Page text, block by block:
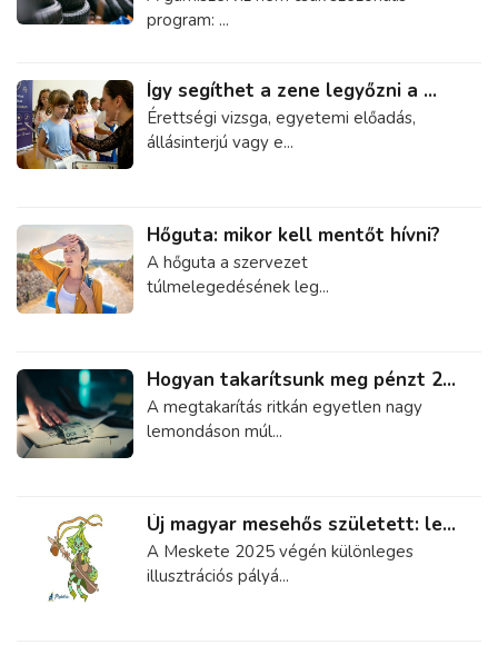
program: ...
Így segíthet a zene legyőzni a ...
Érettségi vizsga, egyetemi előadás,
állásinterjú vagy e...
Hőguta: mikor kell mentőt hívni?
A hőguta a szervezet
túlmelegedésének leg...
Hogyan takarítsunk meg pénzt 2...
A megtakarítás ritkán egyetlen nagy
lemondáson múl...
Új magyar mesehős született: le...
A Meskete 2025 végén különleges
illusztrációs pályá...